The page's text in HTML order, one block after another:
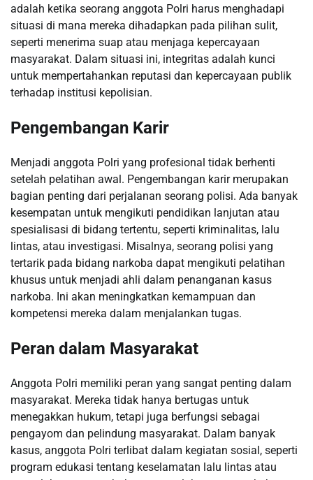
adalah ketika seorang anggota Polri harus menghadapi
situasi di mana mereka dihadapkan pada pilihan sulit,
seperti menerima suap atau menjaga kepercayaan
masyarakat. Dalam situasi ini, integritas adalah kunci
untuk mempertahankan reputasi dan kepercayaan publik
terhadap institusi kepolisian.
Pengembangan Karir
Menjadi anggota Polri yang profesional tidak berhenti
setelah pelatihan awal. Pengembangan karir merupakan
bagian penting dari perjalanan seorang polisi. Ada banyak
kesempatan untuk mengikuti pendidikan lanjutan atau
spesialisasi di bidang tertentu, seperti kriminalitas, lalu
lintas, atau investigasi. Misalnya, seorang polisi yang
tertarik pada bidang narkoba dapat mengikuti pelatihan
khusus untuk menjadi ahli dalam penanganan kasus
narkoba. Ini akan meningkatkan kemampuan dan
kompetensi mereka dalam menjalankan tugas.
Peran dalam Masyarakat
Anggota Polri memiliki peran yang sangat penting dalam
masyarakat. Mereka tidak hanya bertugas untuk
menegakkan hukum, tetapi juga berfungsi sebagai
pengayom dan pelindung masyarakat. Dalam banyak
kasus, anggota Polri terlibat dalam kegiatan sosial, seperti
program edukasi tentang keselamatan lalu lintas atau